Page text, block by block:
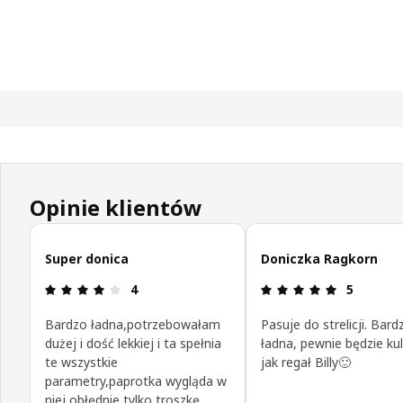
Opinie klientów
Pomiń opinie klientów
Super donica
Opinia: 4 na 5 gwiazdki.
4
Bardzo ładna,potrzebowałam
dużej i dość lekkiej i ta spełnia
te wszystkie
parametry,paprotka wygląda w
Doniczka Ragkorn
Opinia: 5
5
Pasuje do strelicji.
ładna, pewnie będzie
jak regał Billy🙂